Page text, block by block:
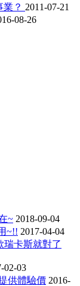
？ 2011-07-21
08-26
~ 2018-09-04
~!! 2017-04-04
卡斯就對了
02-03
供體驗價 2016-